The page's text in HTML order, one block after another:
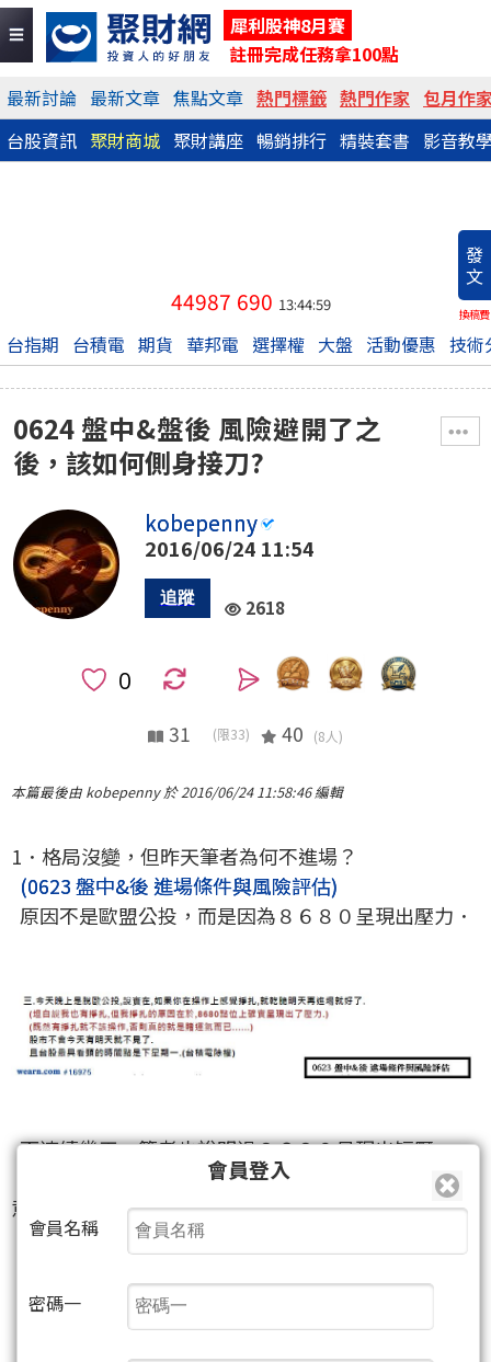
犀利股神8月賽
註冊完成任務拿100點
最新討論 最新文章 焦點文章 熱門標籤 熱門作家 包月作
台股資訊 聚財商城 聚財講座 暢銷排行 精裝套書 影音教
發
文
換稿費
44987 690 13:44:59
台指期 台積電 期貨 華邦電 選擇權 大盤 活動優惠 技術
0624 盤中&盤後 風險避開了之
後，該如何側身接刀?
kobepenny
2016/06/24 11:54
2618
31 (限33) 40 (8人)
本篇最後由 kobepenny 於 2016/06/24 11:58:46 編輯
1．格局沒變，但昨天筆者為何不進場？
(0623 盤中&後 進場條件與風險評估)
原因不是歐盟公投，而是因為８６８０呈現出壓力．
而連續幾天，筆者也說明過８６８０呈現出短壓．
星期三的文章中,筆者就說明了,不站上8680進場沒有
意義.
會員登入
會員名稱
密碼一